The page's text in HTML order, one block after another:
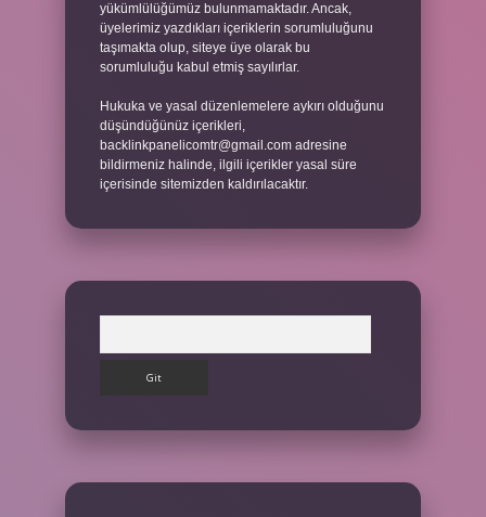
yükümlülüğümüz bulunmamaktadır. Ancak,
üyelerimiz yazdıkları içeriklerin sorumluluğunu
taşımakta olup, siteye üye olarak bu
sorumluluğu kabul etmiş sayılırlar.
Hukuka ve yasal düzenlemelere aykırı olduğunu
düşündüğünüz içerikleri,
backlinkpanelicomtr@gmail.com adresine
bildirmeniz halinde, ilgili içerikler yasal süre
içerisinde sitemizden kaldırılacaktır.